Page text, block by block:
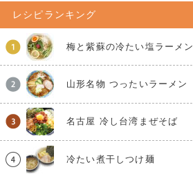
レシピランキング
梅と紫蘇の冷たい塩ラーメン
山形名物 つったいラーメン
名古屋 冷し台湾まぜそば
冷たい煮干しつけ麺